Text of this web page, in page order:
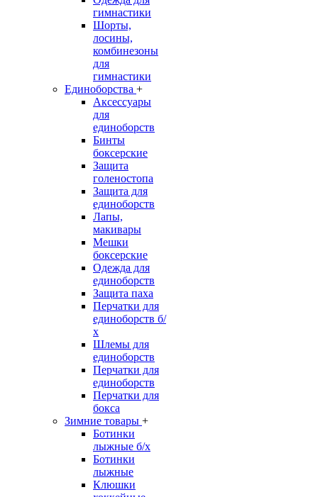
гимнастики
Шорты,
лосины,
комбинезоны
для
гимнастики
Единоборства +
Аксессуары
для
единоборств
Бинты
боксерские
Защита
голеностопа
Защита для
единоборств
Лапы,
макивары
Мешки
боксерские
Одежда для
единоборств
Защита паха
Перчатки для
единоборств б/
х
Шлемы для
единоборств
Перчатки для
единоборств
Перчатки для
бокса
Зимние товары +
Ботинки
лыжные б/х
Ботинки
лыжные
Клюшки